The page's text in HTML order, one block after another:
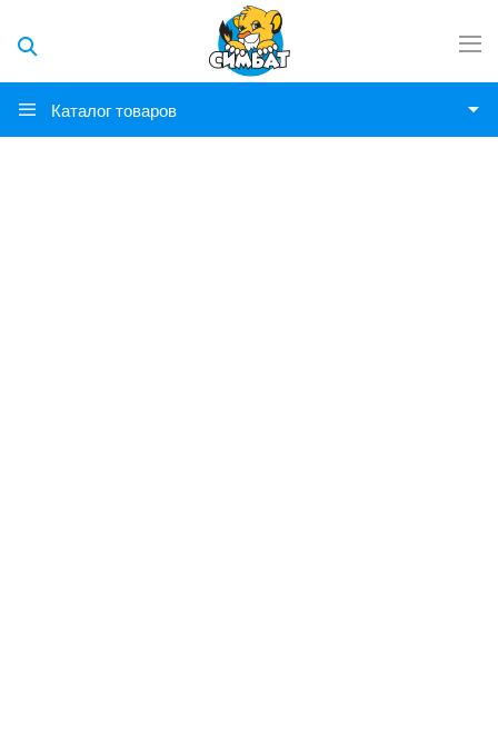
Каталог товаров